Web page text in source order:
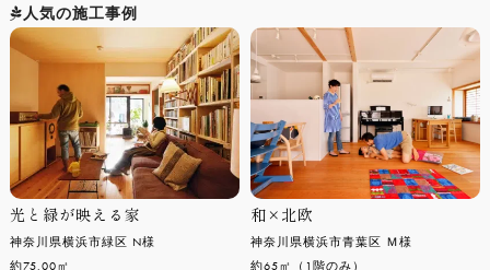
人気の施工事例
光と緑が映える家
神奈川県横浜市緑区 N様
約75.00㎡
和×北欧
神奈川県横浜市青葉区 Ｍ様
約65㎡（1階のみ）